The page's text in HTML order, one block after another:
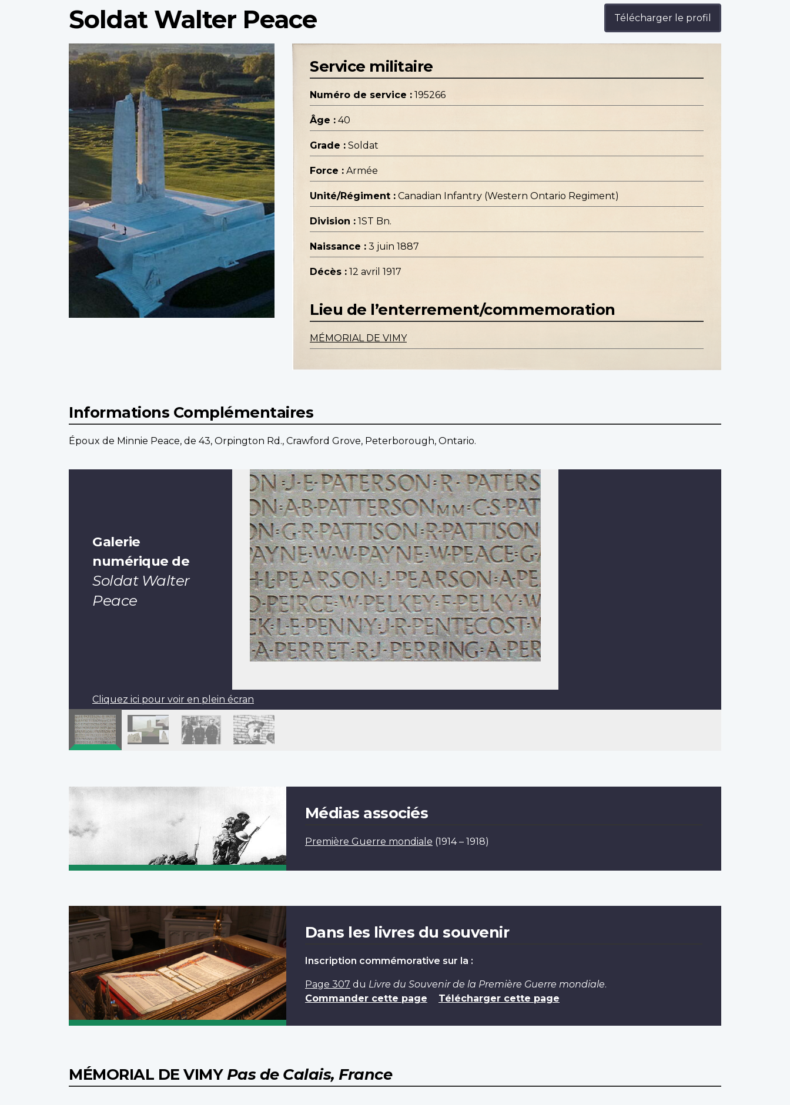
Soldat Walter Peace Télécharger le profil
Profile
image
Service militaire
Numéro de service : 195266
Âge : 40
Grade : Soldat
Force : Armée
Unité/Régiment : Canadian Infantry (Western Ontario Regiment)
Division : 1ST Bn.
Naissance : 3 juin 1887
Décès : 12 avril 1917
Lieu de l’enterrement/commemoration
MÉMORIAL DE VIMY
Informations Complémentaires
Époux de Minnie Peace, de 43, Orpington Rd., Crawford Grove, Peterborough, Ontario.
Galerie
numérique de
Soldat Walter
Peace
Cliquez ici pour voir en plein écran
Médias associés
Première Guerre mondiale (1914 – 1918)
Dans les livres du souvenir
Inscription commémorative sur la :
Page 307 du Livre du Souvenir de la Première Guerre mondiale.
Commander cette page
Télécharger cette page
MÉMORIAL DE VIMY Pas de Calais, France